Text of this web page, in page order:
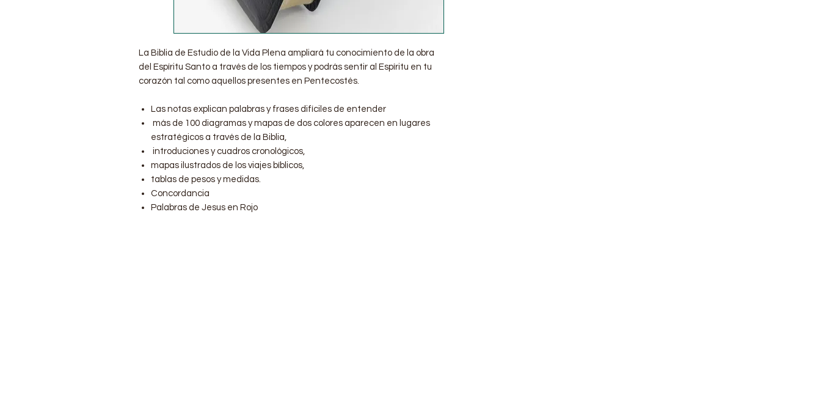
La Biblia de Estudio de la Vida Plena ampliará tu conocimiento de la obra
del Espíritu Santo a través de los tiempos y podrás sentir al Espíritu en tu
corazón tal como aquellos presentes en Pentecostés.
Las notas explican palabras y frases difíciles de entender
más de 100 diagramas y mapas de dos colores aparecen en lugares
estratégicos a través de la Biblia,
introduciones y cuadros cronológicos,
mapas ilustrados de los viajes bíblicos,
tablas de pesos y medidas.
Concordancia
Palabras de Jesus en Rojo